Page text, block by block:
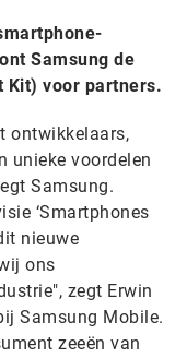
Samsung de
Kit) voor partners.
ontwikkelaars,
unieke voordelen
Samsung.
‘Smartphones
nieuwe
ons
zegt Erwin
Samsung Mobile.
zeeën van